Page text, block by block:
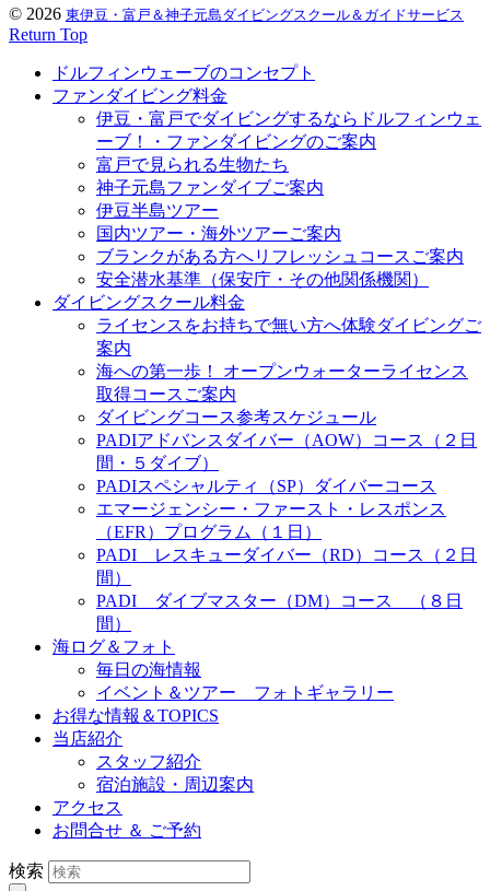
© 2026 東伊豆・富戸＆神子元島ダイビングスクール＆ガイドサービス
Return Top
ドルフィンウェーブのコンセプト
ファンダイビング料金
伊豆・富戸でダイビングするならドルフィンウェ
ーブ！・ファンダイビングのご案内
富戸で見られる生物たち
神子元島ファンダイブご案内
伊豆半島ツアー
国内ツアー・海外ツアーご案内
ブランクがある方へリフレッシュコースご案内
安全潜水基準（保安庁・その他関係機関）
ダイビングスクール料金
ライセンスをお持ちで無い方へ体験ダイビングご
案内
海への第一歩！ オープンウォーターライセンス
取得コースご案内
ダイビングコース参考スケジュール
PADIアドバンスダイバー（AOW）コース（２日
間・５ダイブ）
PADIスペシャルティ（SP）ダイバーコース
エマージェンシー・ファースト・レスポンス
（EFR）プログラム（１日）
PADI レスキューダイバー（RD）コース（２日
間）
PADI ダイブマスター（DM）コース （８日
間）
海ログ＆フォト
毎日の海情報
イベント＆ツアー フォトギャラリー
お得な情報＆TOPICS
当店紹介
スタッフ紹介
宿泊施設・周辺案内
アクセス
お問合せ ＆ ご予約
検索